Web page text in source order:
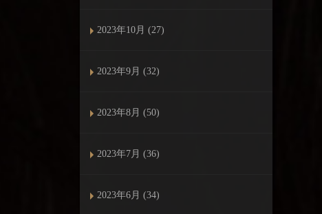
2023年10月 (27)
2023年9月 (32)
2023年8月 (50)
2023年7月 (36)
2023年6月 (34)